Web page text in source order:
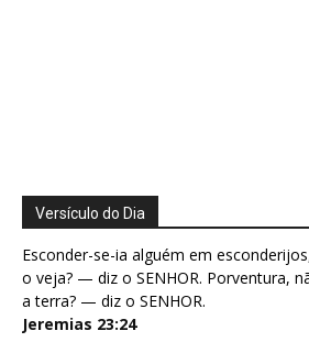
Versículo do Dia
Esconder-se-ia alguém em
o veja? — diz o SENHOR. Porventura,
a terra? — diz o SENHOR.
Jeremias 23:24